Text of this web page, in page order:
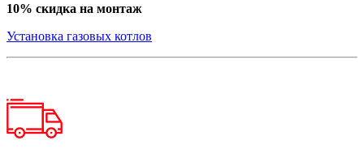
10% скидка на монтаж
Установка газовых котлов